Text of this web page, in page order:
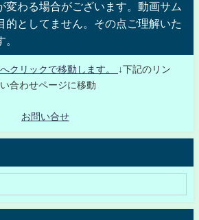
変わる場合がございます。動画サム
的としてません。その点ご理解いた
クリックで移動します。
↓下記のリン
合わせページに移動
お問い合せ